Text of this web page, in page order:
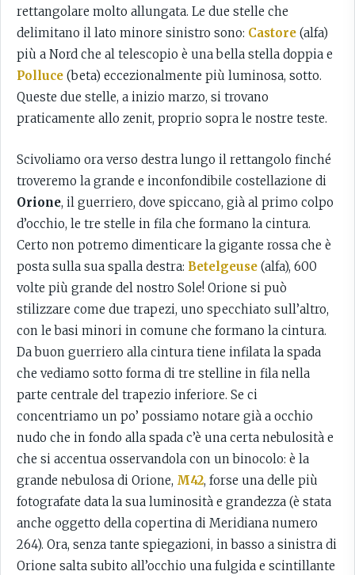
rettangolare molto allungata. Le due stelle che
delimitano il lato minore sinistro sono: Castore (alfa)
più a Nord che al telescopio è una bella stella doppia e
Polluce (beta) eccezionalmente più luminosa, sotto.
Queste due stelle, a inizio marzo, si trovano
praticamente allo zenit, proprio sopra le nostre teste.
Scivoliamo ora verso destra lungo il rettangolo finché
troveremo la grande e inconfondibile costellazione di
Orione, il guerriero, dove spiccano, già al primo colpo
d’occhio, le tre stelle in fila che formano la cintura.
Certo non potremo dimenticare la gigante rossa che è
posta sulla sua spalla destra: Betelgeuse (alfa), 600
volte più grande del nostro Sole! Orione si può
stilizzare come due trapezi, uno specchiato sull’altro,
con le basi minori in comune che formano la cintura.
Da buon guerriero alla cintura tiene infilata la spada
che vediamo sotto forma di tre stelline in fila nella
parte centrale del trapezio inferiore. Se ci
concentriamo un po’ possiamo notare già a occhio
nudo che in fondo alla spada c’è una certa nebulosità e
che si accentua osservandola con un binocolo: è la
grande nebulosa di Orione, M42, forse una delle più
fotografate data la sua luminosità e grandezza (è stata
anche oggetto della copertina di Meridiana numero
264). Ora, senza tante spiegazioni, in basso a sinistra di
Orione salta subito all’occhio una fulgida e scintillante